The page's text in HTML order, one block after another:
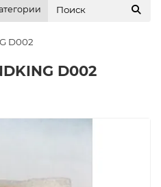
D002
D002